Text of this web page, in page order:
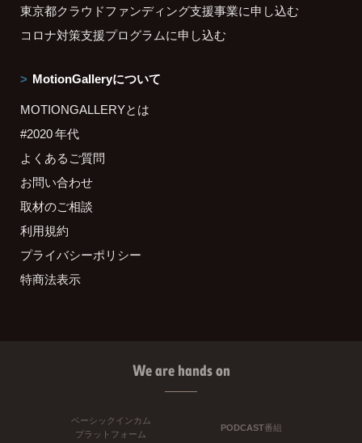
東京都クラウドファンディング支援事業に申し込む
コロナ対策支援プログラムに申し込む
MotionGalleryについて
MOTIONGALLERYとは
#2020 年代
よくあるご質問
お問い合わせ
取材のご相談
利用規約
プライバシーポリシー
特商法表示
We are hands on
ベーシックインカム
プラットフォーム
PODCAST番組